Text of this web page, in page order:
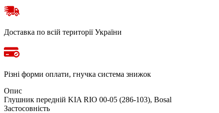
Доставка по всій території України
Різні форми оплати, гнучка система знижок
Опис
Глушник передній KIA RIO 00-05 (286-103), Bosal
Застосовність